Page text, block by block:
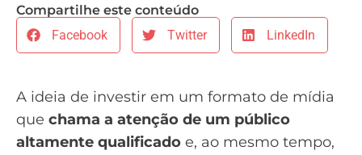
Compartilhe este conteúdo
Facebook
Twitter LinkedIn
A ideia de investir em um formato de mídia
que chama a atenção de um público
altamente qualificado e, ao mesmo tempo,